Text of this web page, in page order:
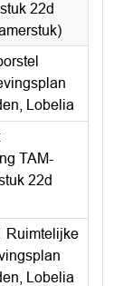
22d
Lobelia
TAM-
22d
Ruimtelijke
Lobelia